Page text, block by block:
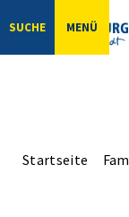
SUCHE MENÜ
Startseite